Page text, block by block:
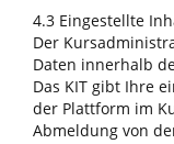
4.3 Eingestellte
Der
Daten innerhalb
Das KIT gibt Ihre
der Plattform im
Abmeldung von